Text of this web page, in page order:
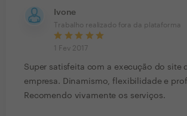
Ivone
Trabalho realizado fora da plataforma
1 Fev 2017
Super satisfeita com a execução do site
empresa. Dinamismo, flexibilidade e
Recomendo vivamente os serviços.